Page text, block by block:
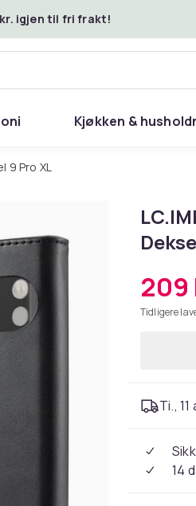
kr. igjen til fri frakt!
Kjøkken &
9 Pro XL
209
Tidligere
Ti.,
14